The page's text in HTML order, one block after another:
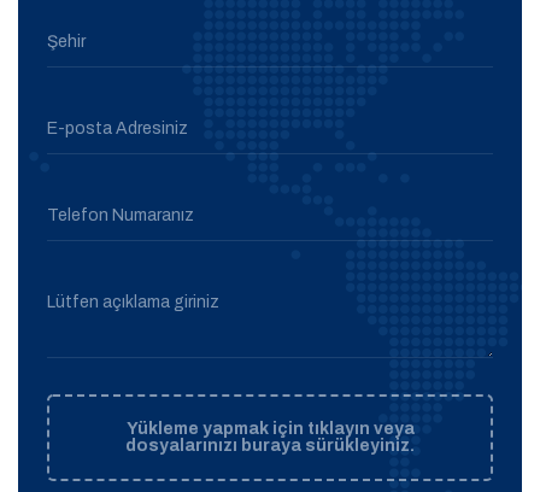
Şehir
E-posta Adresiniz
Telefon Numaranız
Lütfen açıklama giriniz
Yükleme yapmak için tıklayın veya
dosyalarınızı buraya sürükleyiniz.